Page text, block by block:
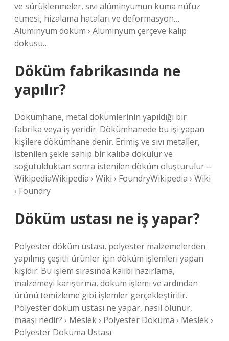
ve sürüklenmeler, sıvı alüminyumun kuma nüfuz
etmesi, hizalama hataları ve deformasyon…
Alüminyum döküm › Alüminyum çerçeve kalıp
dokusu…
Döküm fabrikasında ne
yapılır?
Dökümhane, metal dökümlerinin yapıldığı bir
fabrika veya iş yeridir. Dökümhanede bu işi yapan
kişilere dökümhane denir. Erimiş ve sıvı metaller,
istenilen şekle sahip bir kalıba dökülür ve
soğutulduktan sonra istenilen döküm oluşturulur –
WikipediaWikipedia › Wiki › FoundryWikipedia › Wiki
› Foundry
Döküm ustası ne iş yapar?
Polyester döküm ustası, polyester malzemelerden
yapılmış çeşitli ürünler için döküm işlemleri yapan
kişidir. Bu işlem sırasında kalıbı hazırlama,
malzemeyi karıştırma, döküm işlemi ve ardından
ürünü temizleme gibi işlemler gerçekleştirilir.
Polyester döküm ustası ne yapar, nasıl olunur,
maaşı nedir? › Meslek › Polyester Dokuma › Meslek ›
Polyester Dokuma Ustası